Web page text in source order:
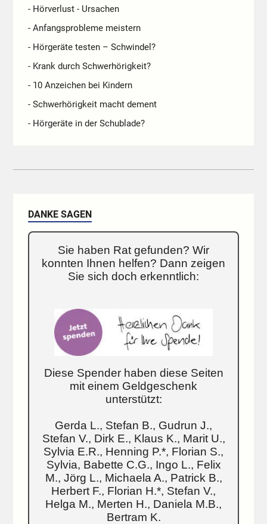
- Hörverlust - Ursachen
- Anfangsprobleme meistern
- Hörgeräte testen – Schwindel?
- Krank durch Schwerhörigkeit?
- 10 Anzeichen bei Kindern
- Schwerhörigkeit macht dement
- Hörgeräte in der Schublade?
DANKE SAGEN
Sie haben Rat gefunden? Wir
konnten Ihnen helfen? Dann zeigen
Sie sich doch erkenntlich:
Diese Spender haben diese Seiten
mit einem Geldgeschenk
unterstützt:
Gerda L., Stefan B., Gudrun J.,
Stefan V., Dirk E., Klaus K., Marit U.,
Sylvia E.R., Henning P.*, Florian S.,
Sylvia, Babette C.G., Ingo L., Felix
M., Jörg L., Michaela A., Patrick B.,
Herbert F., Florian H.*, Stefan V.,
Helga M., Merten H., Daniela M.B.,
Bertram K.